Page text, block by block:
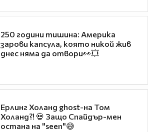
250 години тишина: Америка
зарови капсула, която никой жив
днес няма да отвори👀💥
Ерлинг Холанд ghost-на Том
Холанд?! 💀 Защо Спайдър-мен
остана на "seen"😅